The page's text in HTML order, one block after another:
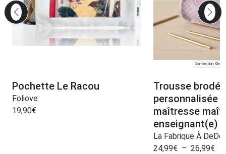
Pochette Le Racou
Foliove
19,90€
Confection:
Trousse brodée
personnalisée
maîtresse
enseignant(e)
La Fabrique À
24,99€ – 26,99€